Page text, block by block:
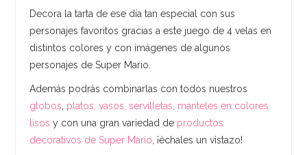
Decora la tarta de ese día tan especial con sus
personajes favoritos gracias a este juego de 4 velas en
distintos colores y con imágenes de algunos
personajes de Super Mario.
Además podrás combinarlas con todos nuestros
globos platos, vasos, servilletas, manteles en colores
lisos y con una gran variedad de productos
decorativos de Super Mario , ¡échales un vistazo!